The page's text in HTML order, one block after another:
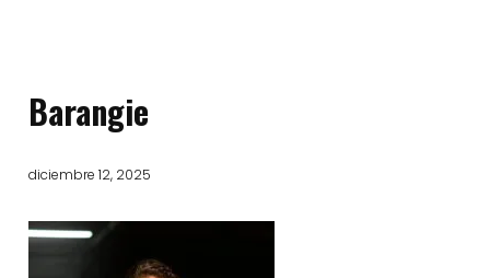
Barangie
diciembre 12, 2025